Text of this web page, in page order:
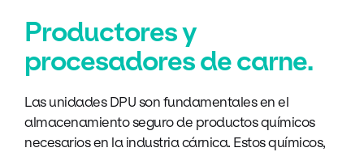
Productores y
procesadores de carne.
Las unidades DPU son fundamentales en el
almacenamiento seguro de productos químicos
necesarios en la industria cárnica. Estos químicos,